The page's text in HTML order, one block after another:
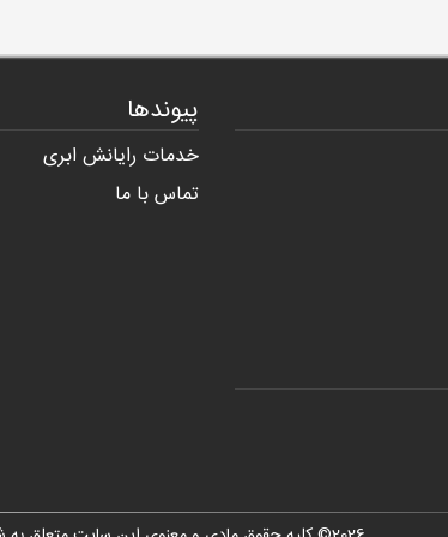
پیوندها
خدمات رایانش ابری
تماس با ما